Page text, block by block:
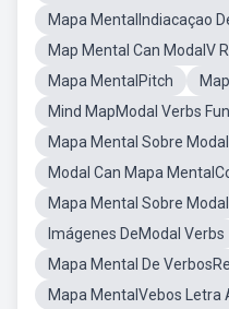
Mapa MentalIndiacaçao
Map Mental Can ModalV
Mapa MentalPitch
Mind MapModal Verbs
Mapa Mental Sobre
Modal Can Mapa
Mapa Mental Sobre
Imágenes DeModal Verbs
Mapa Mental De
Mapa MentalVebos Letra